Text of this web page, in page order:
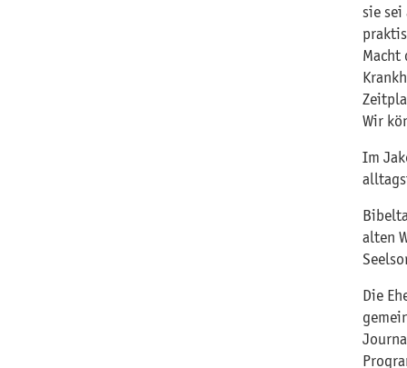
sie sei
Macht
Wir
Im
alten
Die